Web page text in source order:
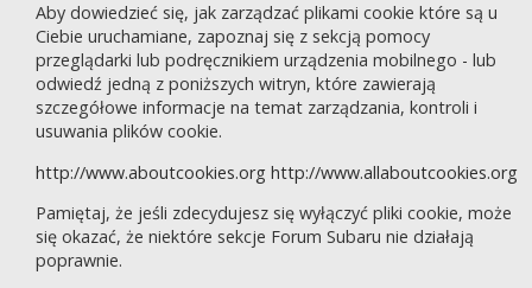
Aby dowiedzieć się, jak zarządzać plikami cookie które są u
Ciebie uruchamiane, zapoznaj się z sekcją pomocy
przeglądarki lub podręcznikiem urządzenia mobilnego - lub
odwiedź jedną z poniższych witryn, które zawierają
szczegółowe informacje na temat zarządzania, kontroli i
usuwania plików cookie.
http://www.aboutcookies.org http://www.allaboutcookies.org
Pamiętaj, że jeśli zdecydujesz się wyłączyć pliki cookie, może
się okazać, że niektóre sekcje Forum Subaru nie działają
poprawnie.